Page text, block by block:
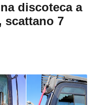
discoteca a
scattano 7